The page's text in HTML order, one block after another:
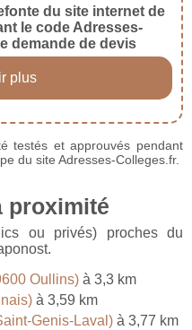
du site internet de
le code Adresses-
demande de devis
plus
testés et approuvés pendant
du site Adresses-Colleges.fr.
proximité
ou privés) proches du
Oullins) à 3,3 km
à 3,59 km
Genis-Laval) à 3,77 km